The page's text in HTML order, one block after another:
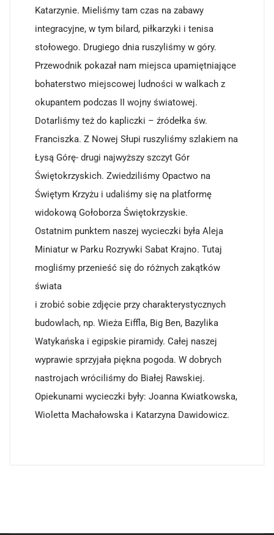
Katarzynie. Mieliśmy tam czas na zabawy
integracyjne, w tym bilard, piłkarzyki i tenisa
stołowego. Drugiego dnia ruszyliśmy w góry.
Przewodnik pokazał nam miejsca upamiętniające
bohaterstwo miejscowej ludności w walkach z
okupantem podczas II wojny światowej.
Dotarliśmy też do kapliczki – źródełka św.
Franciszka. Z Nowej Słupi ruszyliśmy szlakiem na
Łysą Górę- drugi najwyższy szczyt Gór
Świętokrzyskich. Zwiedziliśmy Opactwo na
Świętym Krzyżu i udaliśmy się na platformę
widokową Gołoborza Świętokrzyskie.
Ostatnim punktem naszej wycieczki była Aleja
Miniatur w Parku Rozrywki Sabat Krajno. Tutaj
mogliśmy przenieść się do różnych zakątków
świata
i zrobić sobie zdjęcie przy charakterystycznych
budowlach, np. Wieża Eiffla, Big Ben, Bazylika
Watykańska i egipskie piramidy. Całej naszej
wyprawie sprzyjała piękna pogoda. W dobrych
nastrojach wróciliśmy do Białej Rawskiej.
Opiekunami wycieczki były: Joanna Kwiatkowska,
Wioletta Machałowska i Katarzyna Dawidowicz.